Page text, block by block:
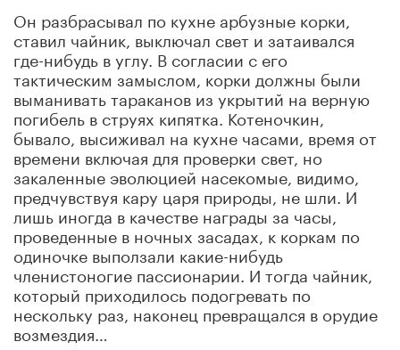
Он разбрасывал по кухне арбузные корки,
ставил чайник, выключал свет и затаивался
где-нибудь в углу. В согласии с его
тактическим замыслом, корки должны были
выманивать тараканов из укрытий на верную
погибель в струях кипятка. Котеночкин,
бывало, высиживал на кухне часами, время от
времени включая для проверки свет, но
закаленные эволюцией насекомые, видимо,
предчувствуя кару царя природы, не шли. И
лишь иногда в качестве награды за часы,
проведенные в ночных засадах, к коркам по
одиночке выползали какие-нибудь
членистоногие пассионарии. И тогда чайник,
который приходилось подогревать по
нескольку раз, наконец превращался в орудие
возмездия…